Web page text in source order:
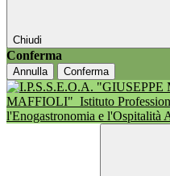
Chiudi
Conferma
Annulla Conferma
MAFFIOLI" Istituto
l'Enogastronomia e l'Ospitalità